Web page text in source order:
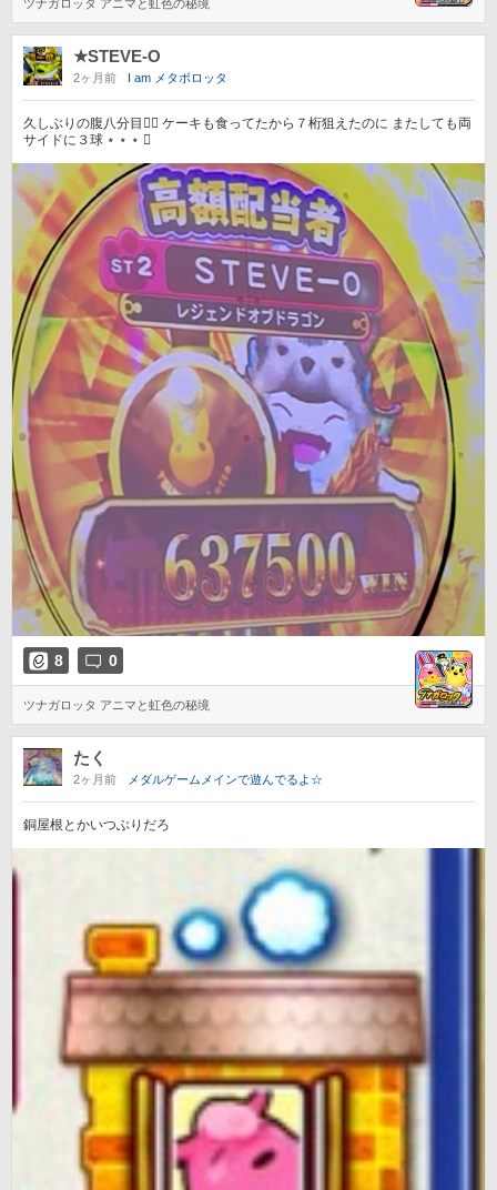
ツナガロッタ アニマと虹色の秘境
★STEVE-O
2ヶ月前 I am メタボロッタ
久しぶりの腹八分目笑⃝ ケーキも食ってたから７桁狙えたのに またしても両
サイドに３球 ⋆ ⋆ ⋆ 󾭜
8 0
ツナガロッタ アニマと虹色の秘境
たく
2ヶ月前 メダルゲームメインで遊んでるよ☆
銅屋根とかいつぶりだろ